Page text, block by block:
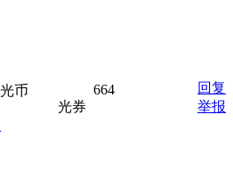
光币
664
光券
回复
举报